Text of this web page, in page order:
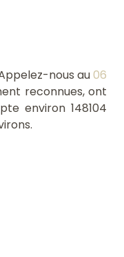
nous au06
reconnues, ont
environ 148104